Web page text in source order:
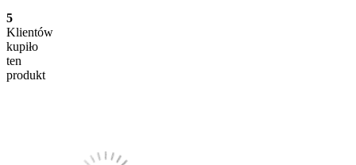
5
Klientów
kupiło
ten
produkt